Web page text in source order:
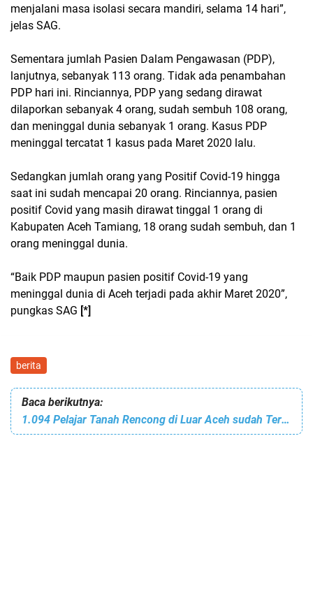
menjalani masa isolasi secara mandiri, selama 14 hari”,
jelas SAG.
Sementara jumlah Pasien Dalam Pengawasan (PDP),
lanjutnya, sebanyak 113 orang. Tidak ada penambahan
PDP hari ini. Rinciannya, PDP yang sedang dirawat
dilaporkan sebanyak 4 orang, sudah sembuh 108 orang,
dan meninggal dunia sebanyak 1 orang. Kasus PDP
meninggal tercatat 1 kasus pada Maret 2020 lalu.
Sedangkan jumlah orang yang Positif Covid-19 hingga
saat ini sudah mencapai 20 orang. Rinciannya, pasien
positif Covid yang masih dirawat tinggal 1 orang di
Kabupaten Aceh Tamiang, 18 orang sudah sembuh, dan 1
orang meninggal dunia.
“Baik PDP maupun pasien positif Covid-19 yang
meninggal dunia di Aceh terjadi pada akhir Maret 2020”,
pungkas SAG [*]
berita
Baca berikutnya:
1.094 Pelajar Tanah Rencong di Luar Aceh sudah Terima Bansos Dampak Covid-19